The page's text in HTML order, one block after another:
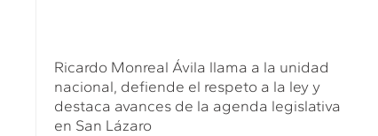
Ricardo Monreal Ávila llama a la unidad
nacional, defiende el respeto a la ley y
destaca avances de la agenda legislativa
en San Lázaro